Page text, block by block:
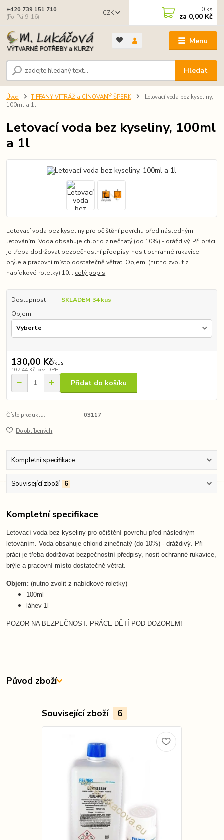
Menu
CZK
Hledat
+420 739 151 710
(Po-Pá 9-16)
0 ks
za 0,00 Kč
Úvod TIFFANY VITRÁŽ a CÍNOVANÝ ŠPERK
Letovací voda bez kyseliny,
100ml a 1l
Letovací voda bez kyseliny, 100ml
a 1l
Letovací voda bez kyseliny pro očištění povrchu před následným
letováním. Voda obsahuje chlorid zinečnatý (do 10%) - dráždivý. Při práci
je třeba dodržovat bezpečnostní předpisy, nosit ochranné rukavice,
brýle a pracovní místo dostatečně větrat. Objem: (nutno zvolit z
nabídkové roletky) 10... celý popis
Dostupnost
SKLADEM 34 kus
Objem
130,00 Kč/kus
107,44 Kč bez DPH
Přidat do košíku
Číslo produktu: 03117
Do oblíbených
Kompletní specifikace
Související zboží 6
Kompletní specifikace
Letovací voda bez kyseliny pro očištění povrchu před následným
letováním. Voda obsahuje chlorid zinečnatý (do 10%) - dráždivý. Při
práci je třeba dodržovat bezpečnostní předpisy, nosit ochranné rukavice,
brýle a pracovní místo dostatečně větrat.
Objem: (nutno zvolit z nabídkové roletky)
100ml
láhev 1l
POZOR NA BEZPEČNOST. PRÁCE DĚTÍ POD DOZOREM!
Původ zboží
Související zboží 6